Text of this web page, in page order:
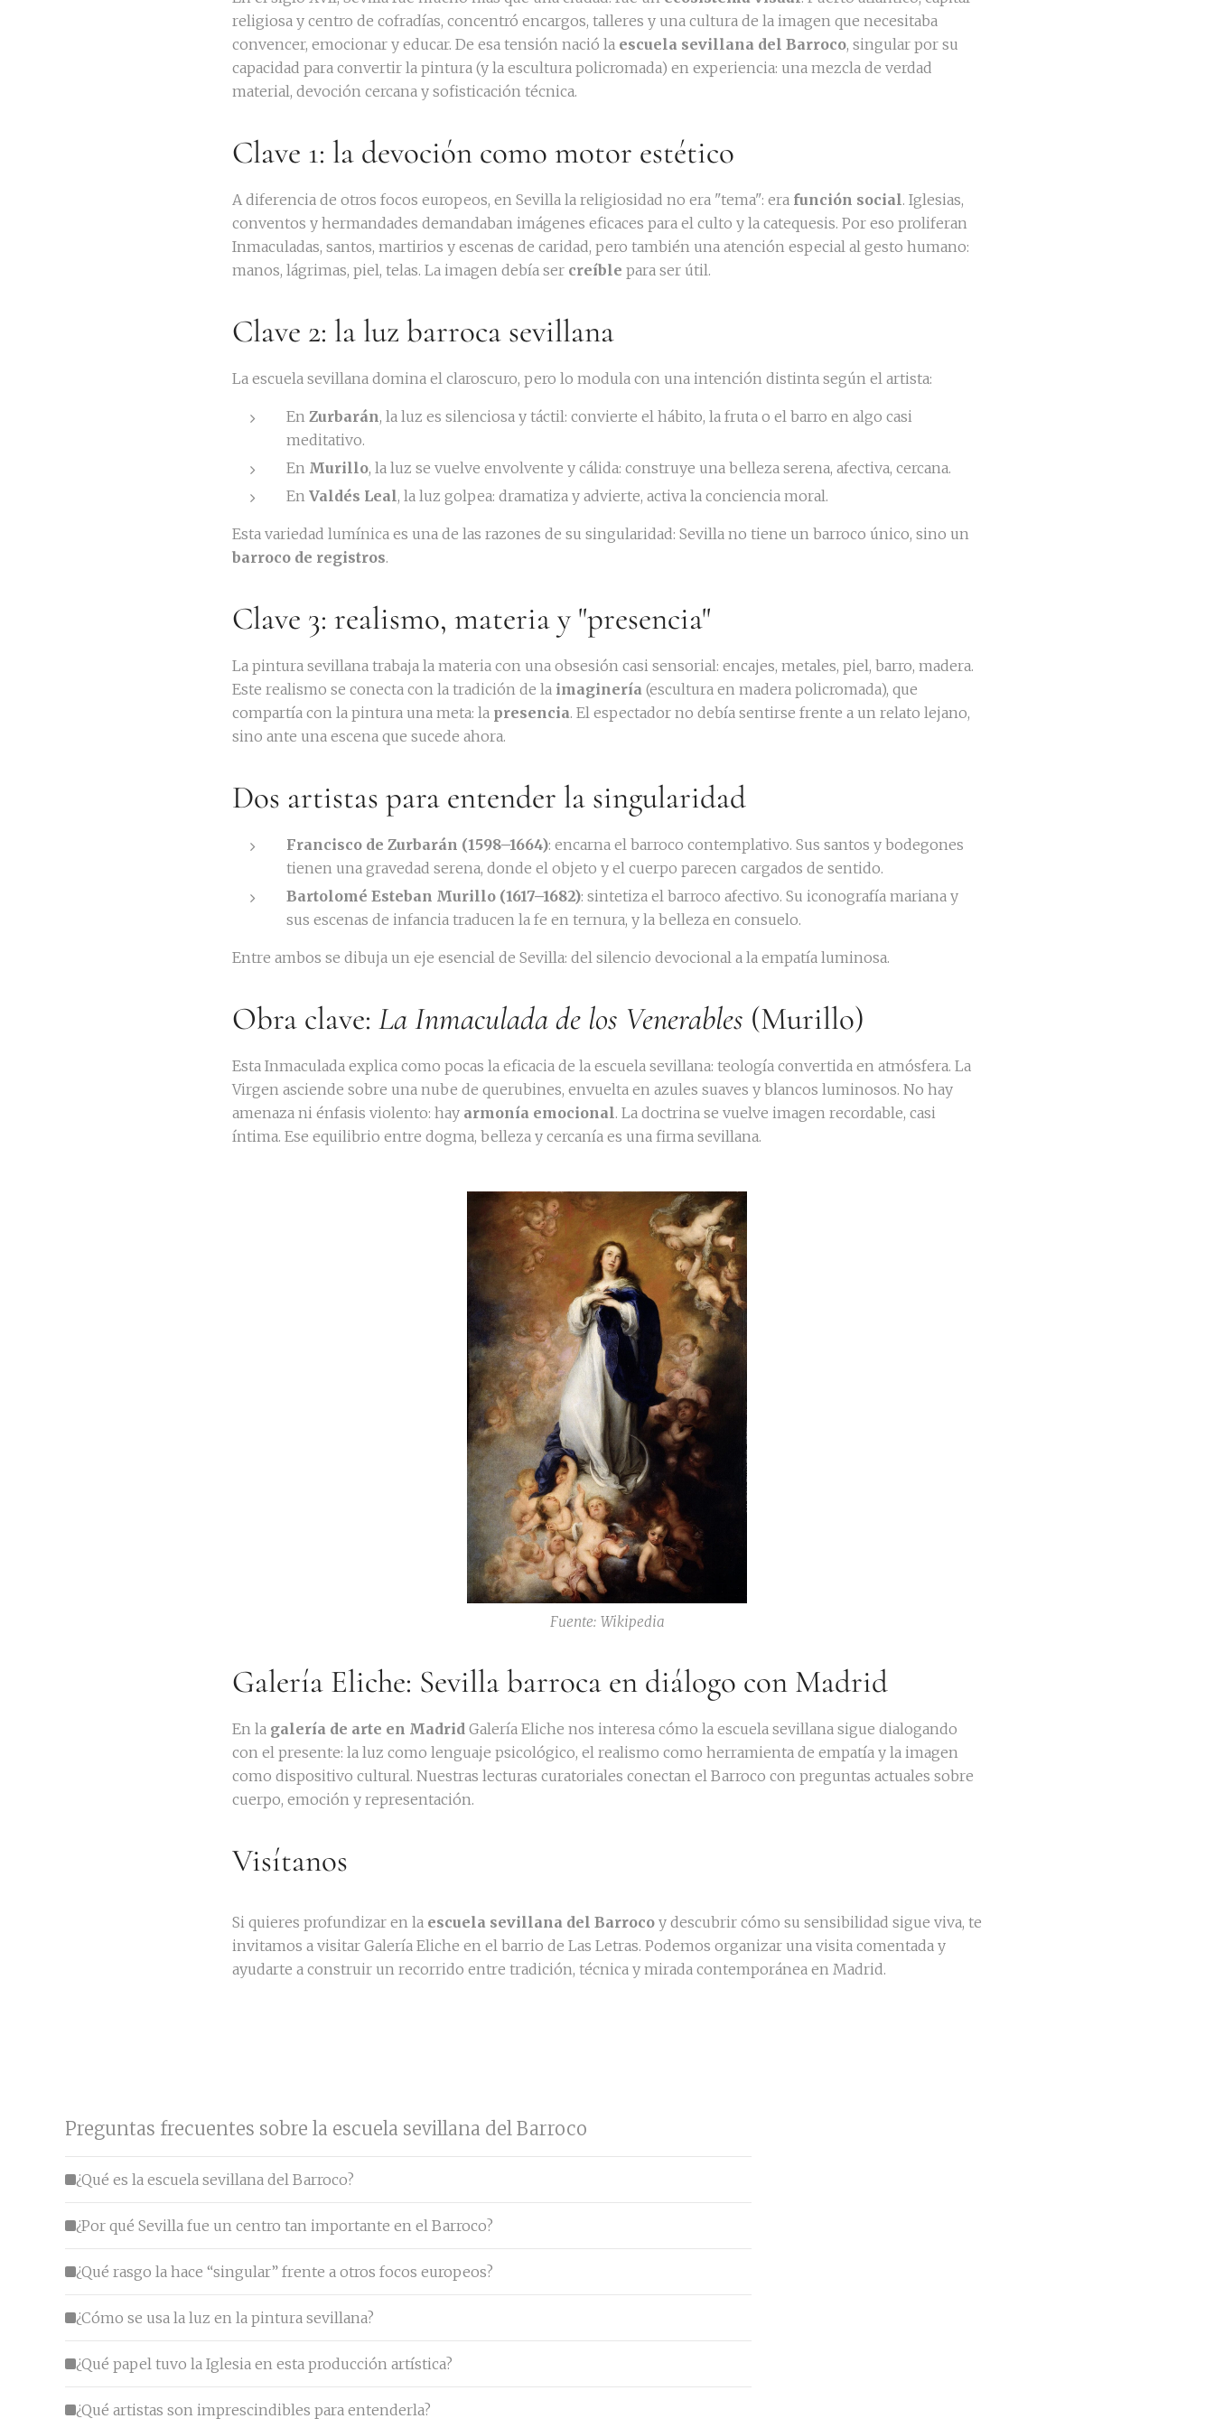
religiosa y centro de cofradías, concentró encargos, talleres y una cultura de la imagen que necesitaba
convencer, emocionar y educar. De esa tensión nació la escuela sevillana del Barroco, singular por su
capacidad para convertir la pintura (y la escultura policromada) en experiencia: una mezcla de verdad
material, devoción cercana y sofisticación técnica.
Clave 1: la devoción como motor estético
A diferencia de otros focos europeos, en Sevilla la religiosidad no era "tema": era función social. Iglesias,
conventos y hermandades demandaban imágenes eficaces para el culto y la catequesis. Por eso proliferan
Inmaculadas, santos, martirios y escenas de caridad, pero también una atención especial al gesto humano:
manos, lágrimas, piel, telas. La imagen debía ser creíble para ser útil.
Clave 2: la luz barroca sevillana
La escuela sevillana domina el claroscuro, pero lo modula con una intención distinta según el artista:
En Zurbarán, la luz es silenciosa y táctil: convierte el hábito, la fruta o el barro en algo casi
meditativo.
En Murillo, la luz se vuelve envolvente y cálida: construye una belleza serena, afectiva, cercana.
En Valdés Leal, la luz golpea: dramatiza y advierte, activa la conciencia moral.
Esta variedad lumínica es una de las razones de su singularidad: Sevilla no tiene un barroco único, sino un
barroco de registros.
Clave 3: realismo, materia y "presencia"
La pintura sevillana trabaja la materia con una obsesión casi sensorial: encajes, metales, piel, barro, madera.
Este realismo se conecta con la tradición de la imaginería (escultura en madera policromada), que
compartía con la pintura una meta: la presencia. El espectador no debía sentirse frente a un relato lejano,
sino ante una escena que sucede ahora.
Dos artistas para entender la singularidad
Francisco de Zurbarán (1598–1664): encarna el barroco contemplativo. Sus santos y bodegones
tienen una gravedad serena, donde el objeto y el cuerpo parecen cargados de sentido.
Bartolomé Esteban Murillo (1617–1682): sintetiza el barroco afectivo. Su iconografía mariana y
sus escenas de infancia traducen la fe en ternura, y la belleza en consuelo.
Entre ambos se dibuja un eje esencial de Sevilla: del silencio devocional a la empatía luminosa.
Obra clave: La Inmaculada de los Venerables (Murillo)
Esta Inmaculada explica como pocas la eficacia de la escuela sevillana: teología convertida en atmósfera. La
Virgen asciende sobre una nube de querubines, envuelta en azules suaves y blancos luminosos. No hay
amenaza ni énfasis violento: hay armonía emocional. La doctrina se vuelve imagen recordable, casi
íntima. Ese equilibrio entre dogma, belleza y cercanía es una firma sevillana.
Fuente: Wikipedia
Galería Eliche: Sevilla barroca en diálogo con Madrid
En la galería de arte en Madrid Galería Eliche nos interesa cómo la escuela sevillana sigue dialogando
con el presente: la luz como lenguaje psicológico, el realismo como herramienta de empatía y la imagen
como dispositivo cultural. Nuestras lecturas curatoriales conectan el Barroco con preguntas actuales sobre
cuerpo, emoción y representación.
Visítanos
Si quieres profundizar en la escuela sevillana del Barroco y descubrir cómo su sensibilidad sigue viva, te
invitamos a visitar Galería Eliche en el barrio de Las Letras. Podemos organizar una visita comentada y
ayudarte a construir un recorrido entre tradición, técnica y mirada contemporánea en Madrid.
Preguntas frecuentes sobre la escuela sevillana del Barroco
¿Qué es la escuela sevillana del Barroco?
¿Por qué Sevilla fue un centro tan importante en el Barroco?
¿Qué rasgo la hace “singular” frente a otros focos europeos?
¿Cómo se usa la luz en la pintura sevillana?
¿Qué papel tuvo la Iglesia en esta producción artística?
¿Qué artistas son imprescindibles para entenderla?